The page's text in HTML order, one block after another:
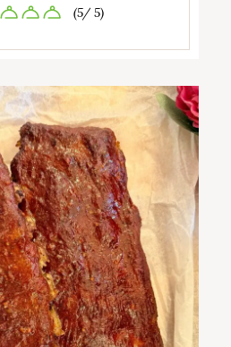
(5/ 5)